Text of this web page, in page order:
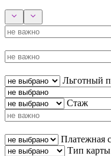
Льготный
Стаж
Платежная
Тип карты